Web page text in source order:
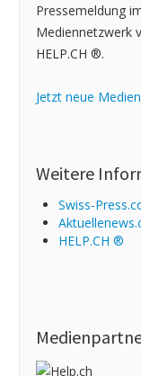
Pressemeldung
Mediennetzwerk
HELP.CH ®.
Jetzt neue
Weitere
Swiss-
HELP.CH ®